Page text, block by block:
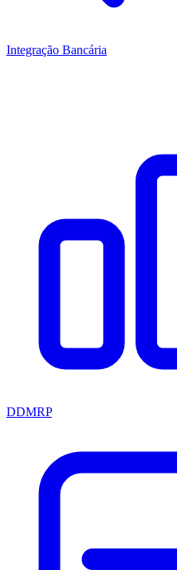
Integração Bancária
DDMRP